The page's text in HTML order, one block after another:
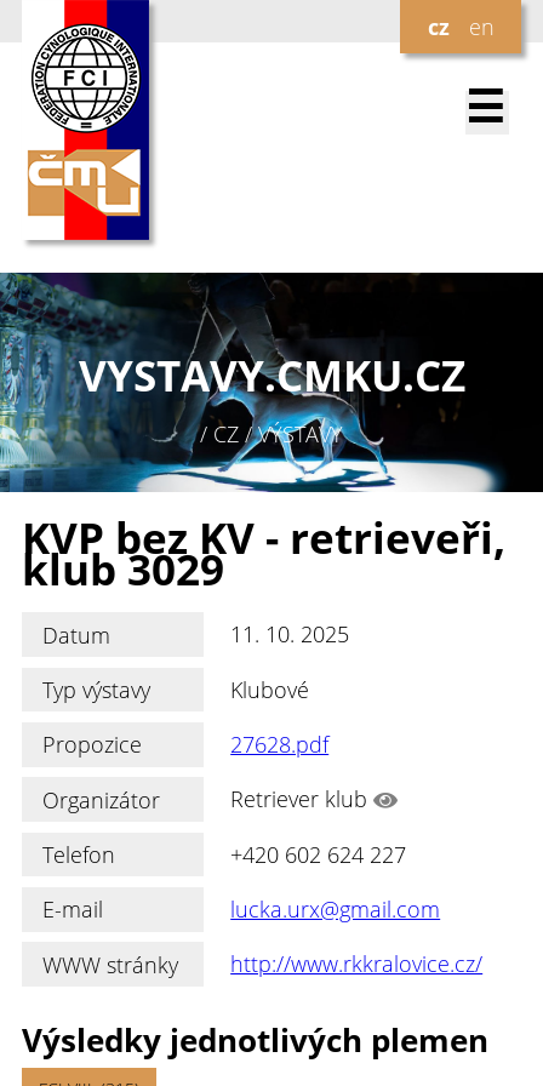
cz en
☰
VYSTAVY.CMKU.CZ
/ CZ / VÝSTAVY
KVP bez KV - retrieveři,
klub 3029
Datum
11. 10. 2025
Typ výstavy
Klubové
Propozice
27628.pdf
Organizátor
Retriever klub
Telefon
+420 602 624 227
E-mail
lucka.urx@gmail.com
WWW stránky
http://www.rkkralovice.cz/
Výsledky jednotlivých plemen